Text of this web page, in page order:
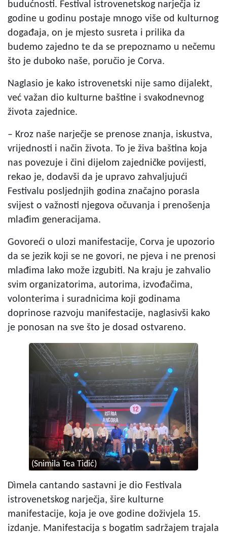
budućnosti. Festival istrovenetskog narječja iz
godine u godinu postaje mnogo više od kulturnog
događaja, on je mjesto susreta i prilika da
budemo zajedno te da se prepoznamo u nečemu
što je duboko naše, poručio je Corva.
Naglasio je kako istrovenetski nije samo dijalekt,
već važan dio kulturne baštine i svakodnevnog
života zajednice.
– Kroz naše narječje se prenose znanja, iskustva,
vrijednosti i način života. To je živa baština koja
nas povezuje i čini dijelom zajedničke povijesti,
rekao je, dodavši da je upravo zahvaljujući
Festivalu posljednjih godina značajno porasla
svijest o važnosti njegova očuvanja i prenošenja
mlađim generacijama.
Govoreći o ulozi manifestacije, Corva je upozorio
da se jezik koji se ne govori, ne pjeva i ne prenosi
mlađima lako može izgubiti. Na kraju je zahvalio
svim organizatorima, autorima, izvođačima,
volonterima i suradnicima koji godinama
doprinose razvoju manifestacije, naglasivši kako
je ponosan na sve što je dosad ostvareno.
(Snimila Tea Tidić)
Dìmela cantando sastavni je dio Festivala
istrovenetskog narječja, šire kulturne
manifestacije, koja je ove godine doživjela 15.
izdanje. Manifestacija s bogatim sadržajem trajala